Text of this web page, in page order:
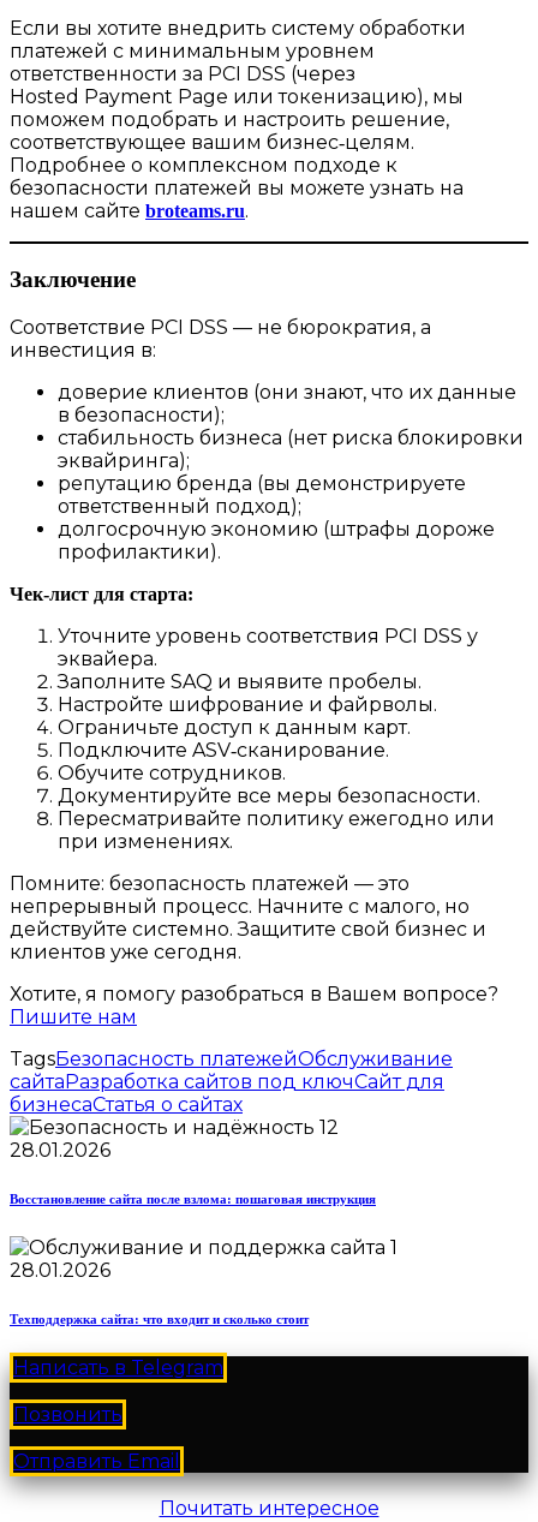
Если вы хотите внедрить систему обработки
платежей с минимальным уровнем
ответственности за PCI DSS (через
Hosted Payment Page или токенизацию), мы
поможем подобрать и настроить решение,
соответствующее вашим бизнес‑целям.
Подробнее о комплексном подходе к
безопасности платежей вы можете узнать на
нашем сайте broteams.ru.
Заключение
Соответствие PCI DSS — не бюрократия, а
инвестиция в:
доверие клиентов (они знают, что их данные
в безопасности);
стабильность бизнеса (нет риска блокировки
эквайринга);
репутацию бренда (вы демонстрируете
ответственный подход);
долгосрочную экономию (штрафы дороже
профилактики).
Чек‑лист для старта:
Уточните уровень соответствия PCI DSS у
эквайера.
Заполните SAQ и выявите пробелы.
Настройте шифрование и файрволы.
Ограничьте доступ к данным карт.
Подключите ASV‑сканирование.
Обучите сотрудников.
Документируйте все меры безопасности.
Пересматривайте политику ежегодно или
при изменениях.
Помните: безопасность платежей — это
непрерывный процесс. Начните с малого, но
действуйте системно. Защитите свой бизнес и
клиентов уже сегодня.
Хотите, я помогу разобраться в Вашем вопросе?
Пишите нам
TagsБезопасность платежейОбслуживание
сайтаРазработка сайтов под ключСайт для
бизнесаСтатья о сайтах
28.01.2026
Восстановление сайта после взлома: пошаговая инструкция
28.01.2026
Техподдержка сайта: что входит и сколько стоит
Написать в Telegram
Позвонить
Отправить Email
Почитать интересное